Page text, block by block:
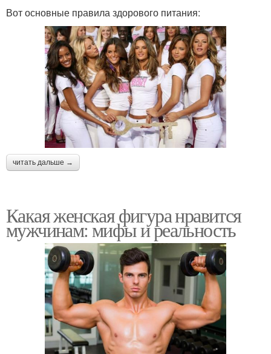
Вот основные правила здорового питания:
читать дальше →
Какая женская фигура нравится
мужчинам: мифы и реальность